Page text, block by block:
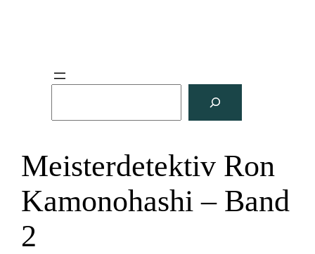
e
Meisterdetektiv Ron
Kamonohashi – Band
2